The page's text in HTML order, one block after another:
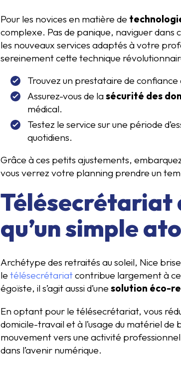
Pour les novices en matière de
complexe. Pas de panique, naviguer dans
les nouveaux services adaptés à votre
sereinement cette technique
Trouvez un prestataire de
Assurez-vous de lasécurité des
médical.
Testez le service sur une période
quotidiens.
Grâce à ces petits ajustements,
vous verrez votre planning prendre un
Télésecrétariat
qu’un simple
Archétype des retraités au soleil, Nice
le télésecrétariatcontribue largement à
égoïste, il s’agit aussi d’une solution éco-
En optant pour le télésecrétariat, vous
domicile-travail et à l’usage du matériel
mouvement vers une activité
dans l’avenir numérique.